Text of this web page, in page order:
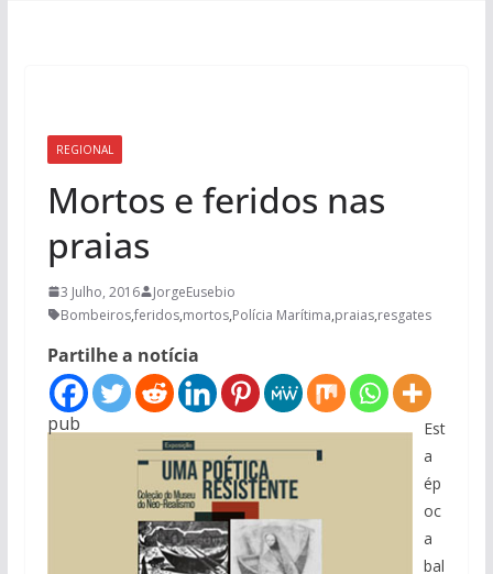
REGIONAL
Mortos e feridos nas
praias
3 Julho, 2016
JorgeEusebio
Bombeiros,feridos,mortos,Polícia Marítima,praias,resgates
Partilhe a notícia
pub
Est
a
ép
oc
a
bal